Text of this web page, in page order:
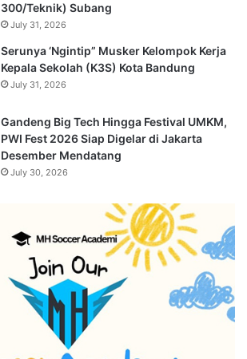
300/Teknik) Subang
July 31, 2026
Serunya ‘Ngintip” Musker Kelompok Kerja
Kepala Sekolah (K3S) Kota Bandung
July 31, 2026
Gandeng Big Tech Hingga Festival UMKM,
PWI Fest 2026 Siap Digelar di Jakarta
Desember Mendatang
July 30, 2026